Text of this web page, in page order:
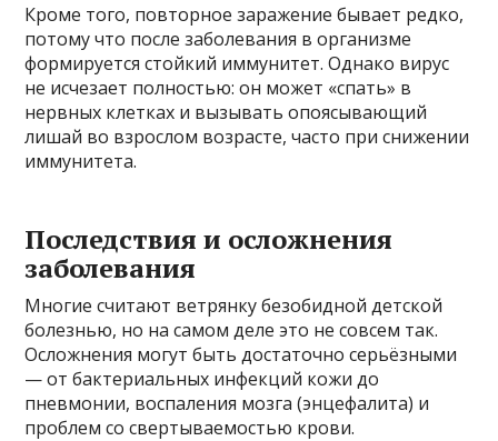
Кроме того, повторное заражение бывает редко,
потому что после заболевания в организме
формируется стойкий иммунитет. Однако вирус
не исчезает полностью: он может «спать» в
нервных клетках и вызывать опоясывающий
лишай во взрослом возрасте, часто при снижении
иммунитета.
Последствия и осложнения
заболевания
Многие считают ветрянку безобидной детской
болезнью, но на самом деле это не совсем так.
Осложнения могут быть достаточно серьёзными
— от бактериальных инфекций кожи до
пневмонии, воспаления мозга (энцефалита) и
проблем со свертываемостью крови.